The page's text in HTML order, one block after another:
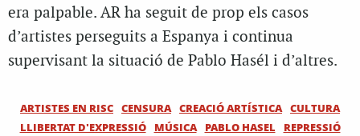
era palpable. AR ha seguit de prop els casos
d’artistes perseguits a Espanya i continua
supervisant la situació de Pablo Hasél i d’altres.
ARTISTES EN RISC CENSURA CREACIÓ ARTÍSTICA CULTURA
LLIBERTAT D'EXPRESSIÓ
MÚSICA PABLO HASEL REPRESSIÓ